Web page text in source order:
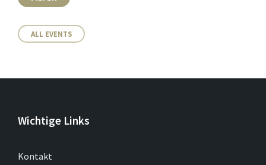
ALL EVENTS
Wichtige Links
Kontakt